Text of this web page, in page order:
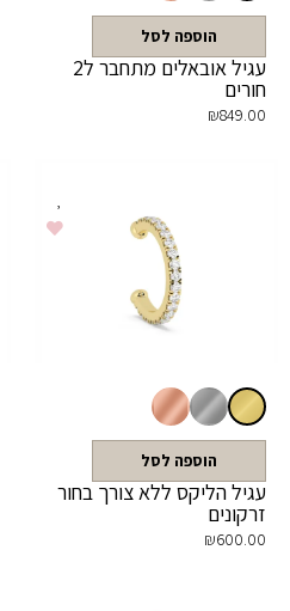
הוספה לסל
עגיל אובאלים מתחבר ל2
חורים
₪849.00
הוספה לסל
עגיל הליקס ללא צורך בחור
זרקונים
₪600.00